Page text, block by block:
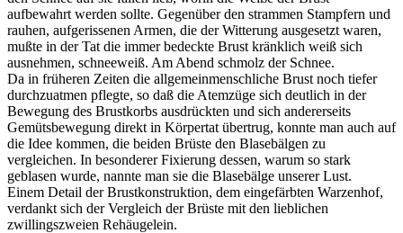
aufbewahrt werden sollte. Gegenüber den strammen Stampfern und
rauhen, aufgerissenen Armen, die der Witterung ausgesetzt waren,
mußte in der Tat die immer bedeckte Brust kränklich weiß sich
ausnehmen, schneeweiß. Am Abend schmolz der Schnee.
Da in früheren Zeiten die allgemeinmenschliche Brust noch tiefer
durchzuatmen pflegte, so daß die Atemzüge sich deutlich in der
Bewegung des Brustkorbs ausdrückten und sich andererseits
Gemütsbewegung direkt in Körpertat übertrug, konnte man auch auf
die Idee kommen, die beiden Brüste den Blasebälgen zu
vergleichen. In besonderer Fixierung dessen, warum so stark
geblasen wurde, nannte man sie die Blasebälge unserer Lust.
Einem Detail der Brustkonstruktion, dem eingefärbten Warzenhof,
verdankt sich der Vergleich der Brüste mit den lieblichen
zwillingszweien Rehäugelein.